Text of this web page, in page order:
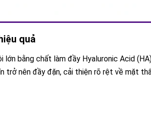
quả
lớn bằng chất làm đầy Hyaluronic Acid
trở nên đầy đặn, cải thiện rõ rệt về mặt